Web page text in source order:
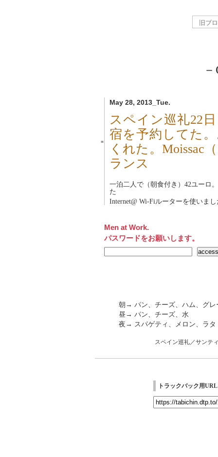
May 28, 2013_Tue.
■
スペイン巡礼22
宿を予約してた
くれた。Moissac
ランス
一泊二人で（朝食付き）42ユーロ
た
Internet@ Wi-Fiルーターを使いまし
Men at Work.
パスワードをお願いします。
朝→ パン、チーズ、ハム、グレ
昼→ パン、チーズ、水
夜→ スパゲティ、メロン、ラタ
スペイン巡礼／サンテ
トラックバック用URL